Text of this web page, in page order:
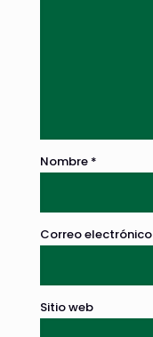
Nombre *
Correo electrónico
Sitio web